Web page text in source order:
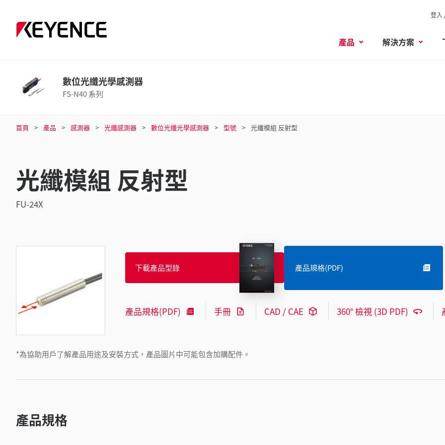
登入
產品 解決方案
數位光纖光學感測器
FS-N40 系列
首頁 產品 感測器 光纖感測器 數位光纖光學感測器 型號 光纖模組 反射型
光纖模組 反射型
FU-24X
*為協助用戶了解產品用途及安裝方式，產品圖片中可能包含加購配件。
下載產品型錄 產品規格(PDF)
產品規格(PDF) 手冊 CAD / CAE 360° 檢視 (3D PDF)
產品規格